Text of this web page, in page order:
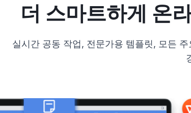
더 스마트하게 온
실시간 공동 작업, 전문가용 템플릿, 모든